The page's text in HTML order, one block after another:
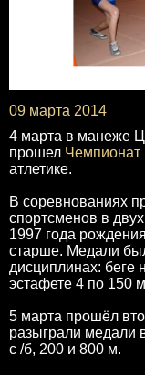
09 марта 2014
4 марта в манеже
прошел Чемпионат
атлетике.
В соревнованиях
спортсменов в
1997 года
старше. Медали
дисциплинах: беге
эстафете 4 по 150
5 марта прошёл
разыграли медали
с /б, 200 и 800 м.